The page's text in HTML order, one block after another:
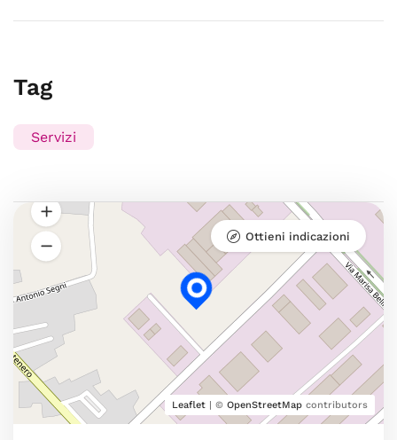
Tag
Servizi
Leaflet | © OpenStreetMap contributors
Ottieni indicazioni